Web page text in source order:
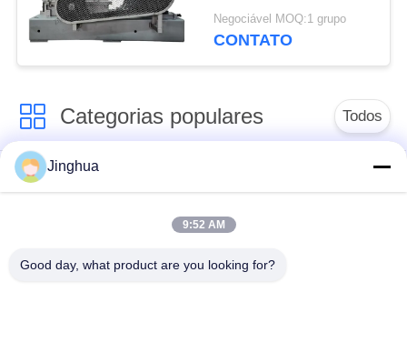
mandioca
Negociável MOQ:1 grupo
CONTATO
Categorias populares Todos
Equipamento de
processamento do
processamento da
farinha da mandioca
máquina de
Jinghua
9:52 AM
Good day, what product are you looking for?